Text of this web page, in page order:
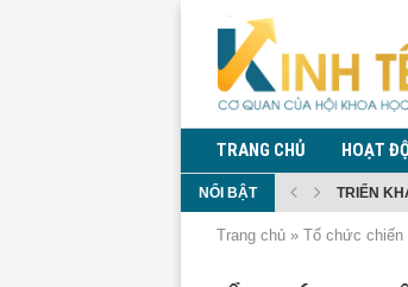
TRANG CHỦ HOẠT
NỔI BẬT TRIỂN
CHI BỘ
TĂNG
ĐỀ XUẤT
ĐỀ XUẤT
BỘ Y TẾ
QUY
KIỂM
PHÓ THỦ
Trang chủ » Tổ chức chiến